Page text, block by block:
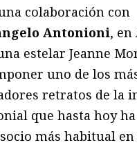
colaboración con
Antonioni, en
estelar Jeanne
uno de los
retratos de la
que hasta hoy
más habitual